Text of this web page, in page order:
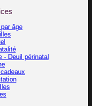
âge
- Deuil périnatal